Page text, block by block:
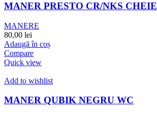
MANER PRESTO CR/NKS CHEIE
MANERE
80,00 lei
Adaugă în coș
Compare
Quick view
Add to wishlist
MANER QUBIK NEGRU WC